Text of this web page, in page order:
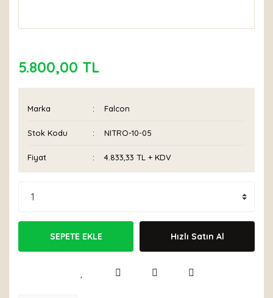
5.800,00 TL
Marka Falcon
Stok Kodu NITRO-10-05
Fiyat 4.833,33 TL + KDV
SEPETE EKLE Hızlı Satın Al